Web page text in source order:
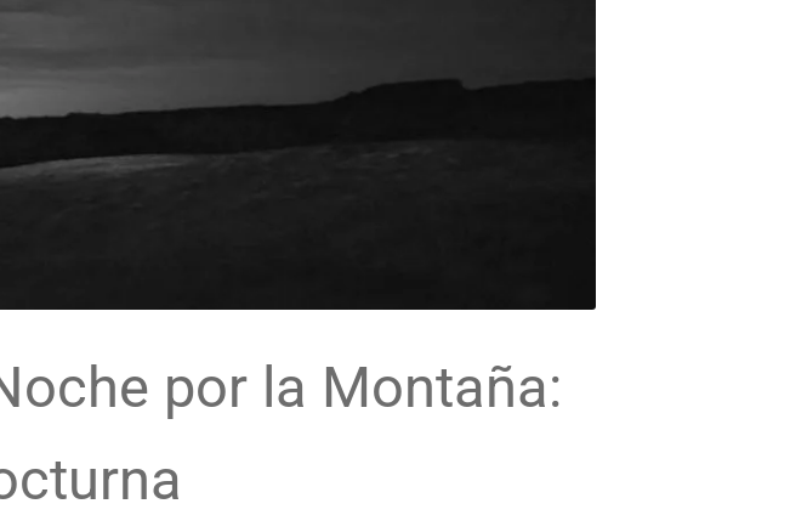
por la Montaña: